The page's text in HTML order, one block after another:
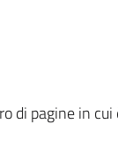
di pagine in cui